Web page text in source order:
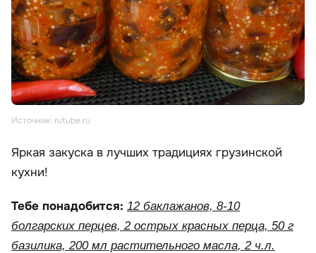
Источник: rutube.ru
Яркая закуска в лучших традициях грузинской
кухни!
Тебе понадобится: 12 баклажанов, 8-10
болгарских перцев, 2 острых красных перца, 50 г
базилика, 200 мл растительного масла, 2 ч.л.